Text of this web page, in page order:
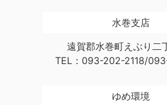
水巻支店
遠賀郡水巻町えぶり二
TEL：093-202-2118/
ゆめ環境